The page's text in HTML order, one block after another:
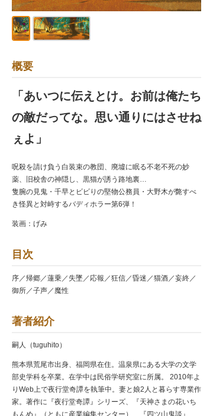
概要
「あいつに伝えとけ。お前は俺たち
の敵だってな。思い通りにはさせね
ぇよ」
呪殺を請け負う白装束の教団、廃墟に眠る不老不死の妙
薬、旧校舎の神隠し、黒猫が誘う路地裏…
隻腕の見鬼・千早とビビりの堅物公務員・大野木が斃すべ
き怪異と対峙するバディホラー第6弾！
装画：げみ
目次
序／帰郷／蓮乗／失墜／応報／狂信／昏迷／猫酒／妄終／
御所／子声／魔性
著者紹介
嗣人（tuguhito）
熊本県荒尾市出身、福岡県在住。温泉県にある大学の文学
部史学科を卒業。在学中は民俗学研究室に所属。 2010年よ
りWeb上で夜行堂奇譚を執筆中。妻と娘2人と暮らす専業作
家。著作に『夜行堂奇譚』シリーズ、『天神さまの花いち
もんめ』（ともに産業編集センター）、『四ツ山鬼談』